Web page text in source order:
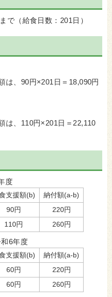
で（給食日数：201日）
は、90円×201日＝18,090円
は、110円×201日＝22,110
度
支援額(b)
納付額(a-b)
90円
220円
110円 260円
和6年度
支援額(b)
納付額(a-b)
60円
220円
60円 260円